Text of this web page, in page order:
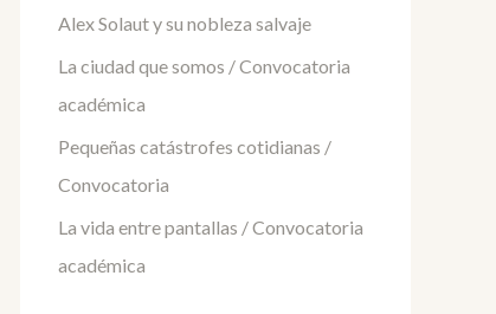
Alex Solaut y su nobleza salvaje
La ciudad que somos / Convocatoria
académica
Pequeñas catástrofes cotidianas /
Convocatoria
La vida entre pantallas / Convocatoria
académica